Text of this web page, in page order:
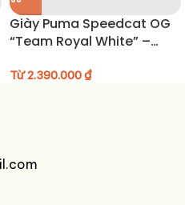
bằng khăn mềm hoặc bàn
thấp.
thường xuyên.
Giày Puma Speedcat OG
“Team Royal White” –
Từ2.390.000₫